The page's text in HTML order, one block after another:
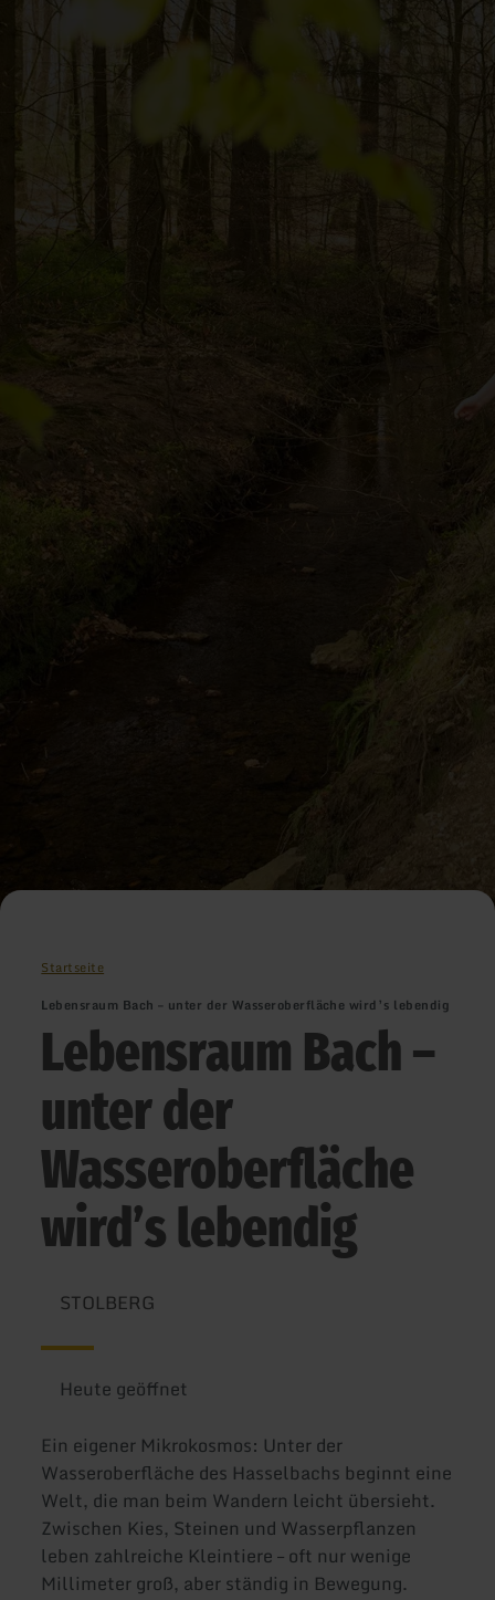
Startseite
Lebensraum Bach – unter der Wasseroberfläche wird’s lebendig
Lebensraum Bach –
unter der
Wasseroberfläche
wird’s lebendig
STOLBERG
Heute geöffnet
Ein eigener Mikrokosmos: Unter der
Wasseroberfläche des Hasselbachs beginnt eine
Welt, die man beim Wandern leicht übersieht.
Zwischen Kies, Steinen und Wasserpflanzen
leben zahlreiche Kleintiere – oft nur wenige
Millimeter groß, aber ständig in Bewegung.